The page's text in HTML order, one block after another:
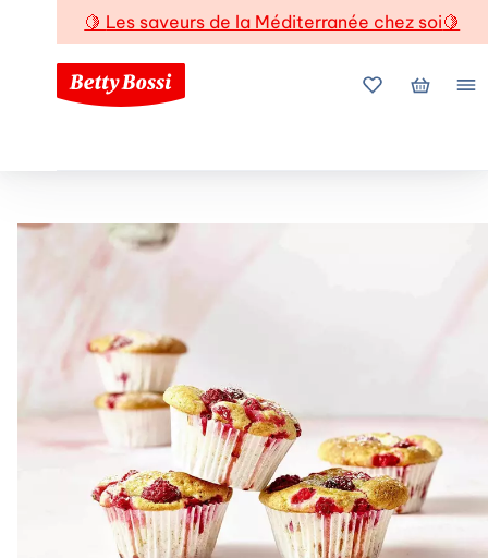
🍋 Les saveurs de la Méditerranée chez soi🍋
Mes favoris
Mon